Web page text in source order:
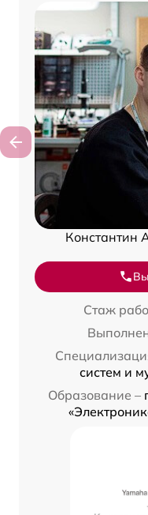
Константин
Стаж
систем и
Образование –